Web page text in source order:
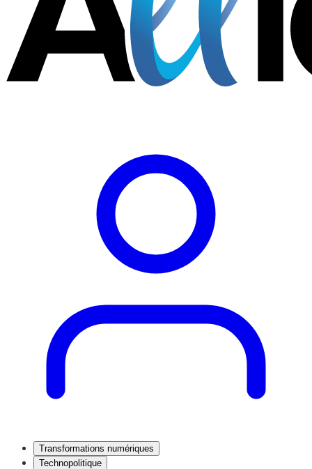
Transformations numériques
Technopolitique